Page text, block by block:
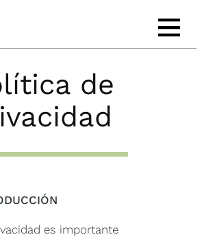
de
es importante